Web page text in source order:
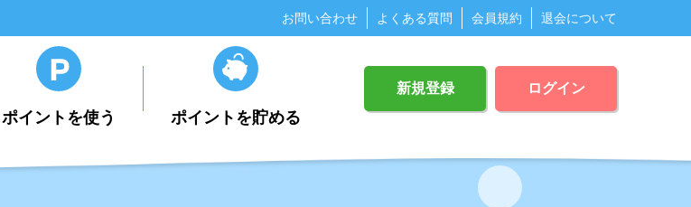
お問い合わせ よくある質問 会員規約 退会について
ポイントを使う ポイントを貯める
新規登録 ログイン